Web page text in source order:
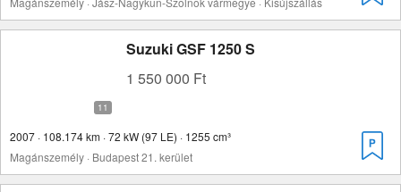
Suzuki GSF 1250 S
1 550 000 Ft
2007 · 108.174 km · 72 kW (97 LE) · 1255 cm³
Magánszemély · Budapest 21. kerület